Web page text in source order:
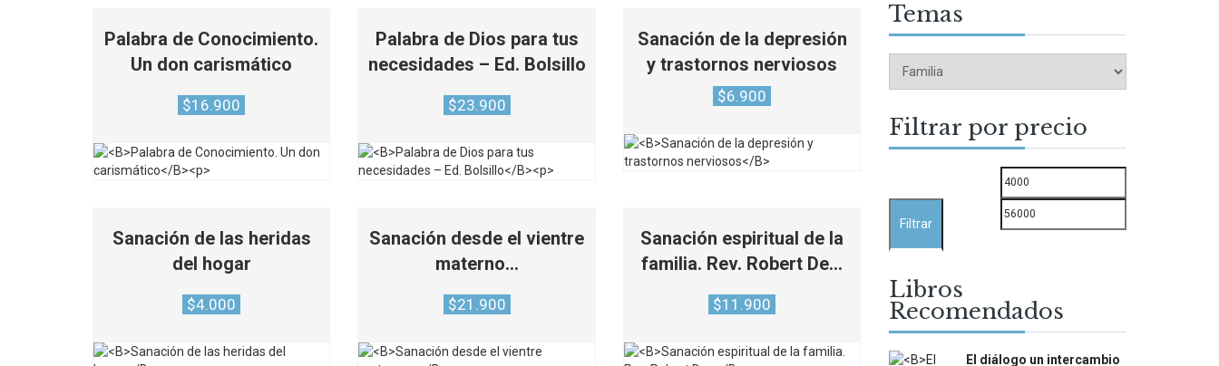
Palabra de Conocimiento.
Un don carismático
$16.900
Palabra de Dios para tus
necesidades – Ed. Bolsillo
$23.900
Sanación de la depresión
y trastornos nerviosos
$6.900
Sanación de las heridas
del hogar
$4.000
Sanación desde el vientre
materno…
$21.900
Sanación espiritual de la
familia. Rev. Robert De…
$11.900
Temas
Filtrar por precio
Precio
Filtrar
Libros
Recomendados
El diálogo un intercambio